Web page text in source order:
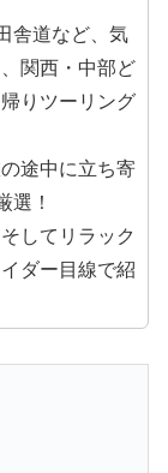
舎道など、気
関西・中部ど
りツーリング
途中に立ち寄
選！
してリラック
ダー目線で紹